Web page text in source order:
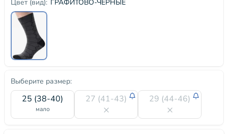
Цвет (вид): ГРАФИТОВО-ЧЕРНЫЕ
Выберите размер:
25 (38-40)
мало
27 (41-43) 29 (44-46)